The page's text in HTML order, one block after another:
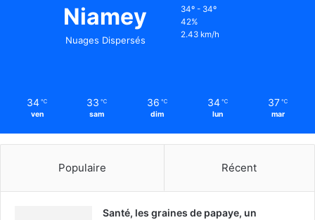
Niamey
Nuages Dispersés
34º - 34º
42%
2.43 km/h
34 ℃
ven
33 ℃
sam
36 ℃
dim
34 ℃
lun
37 ℃
mar
Populaire Récent
Santé, les graines de papaye, un